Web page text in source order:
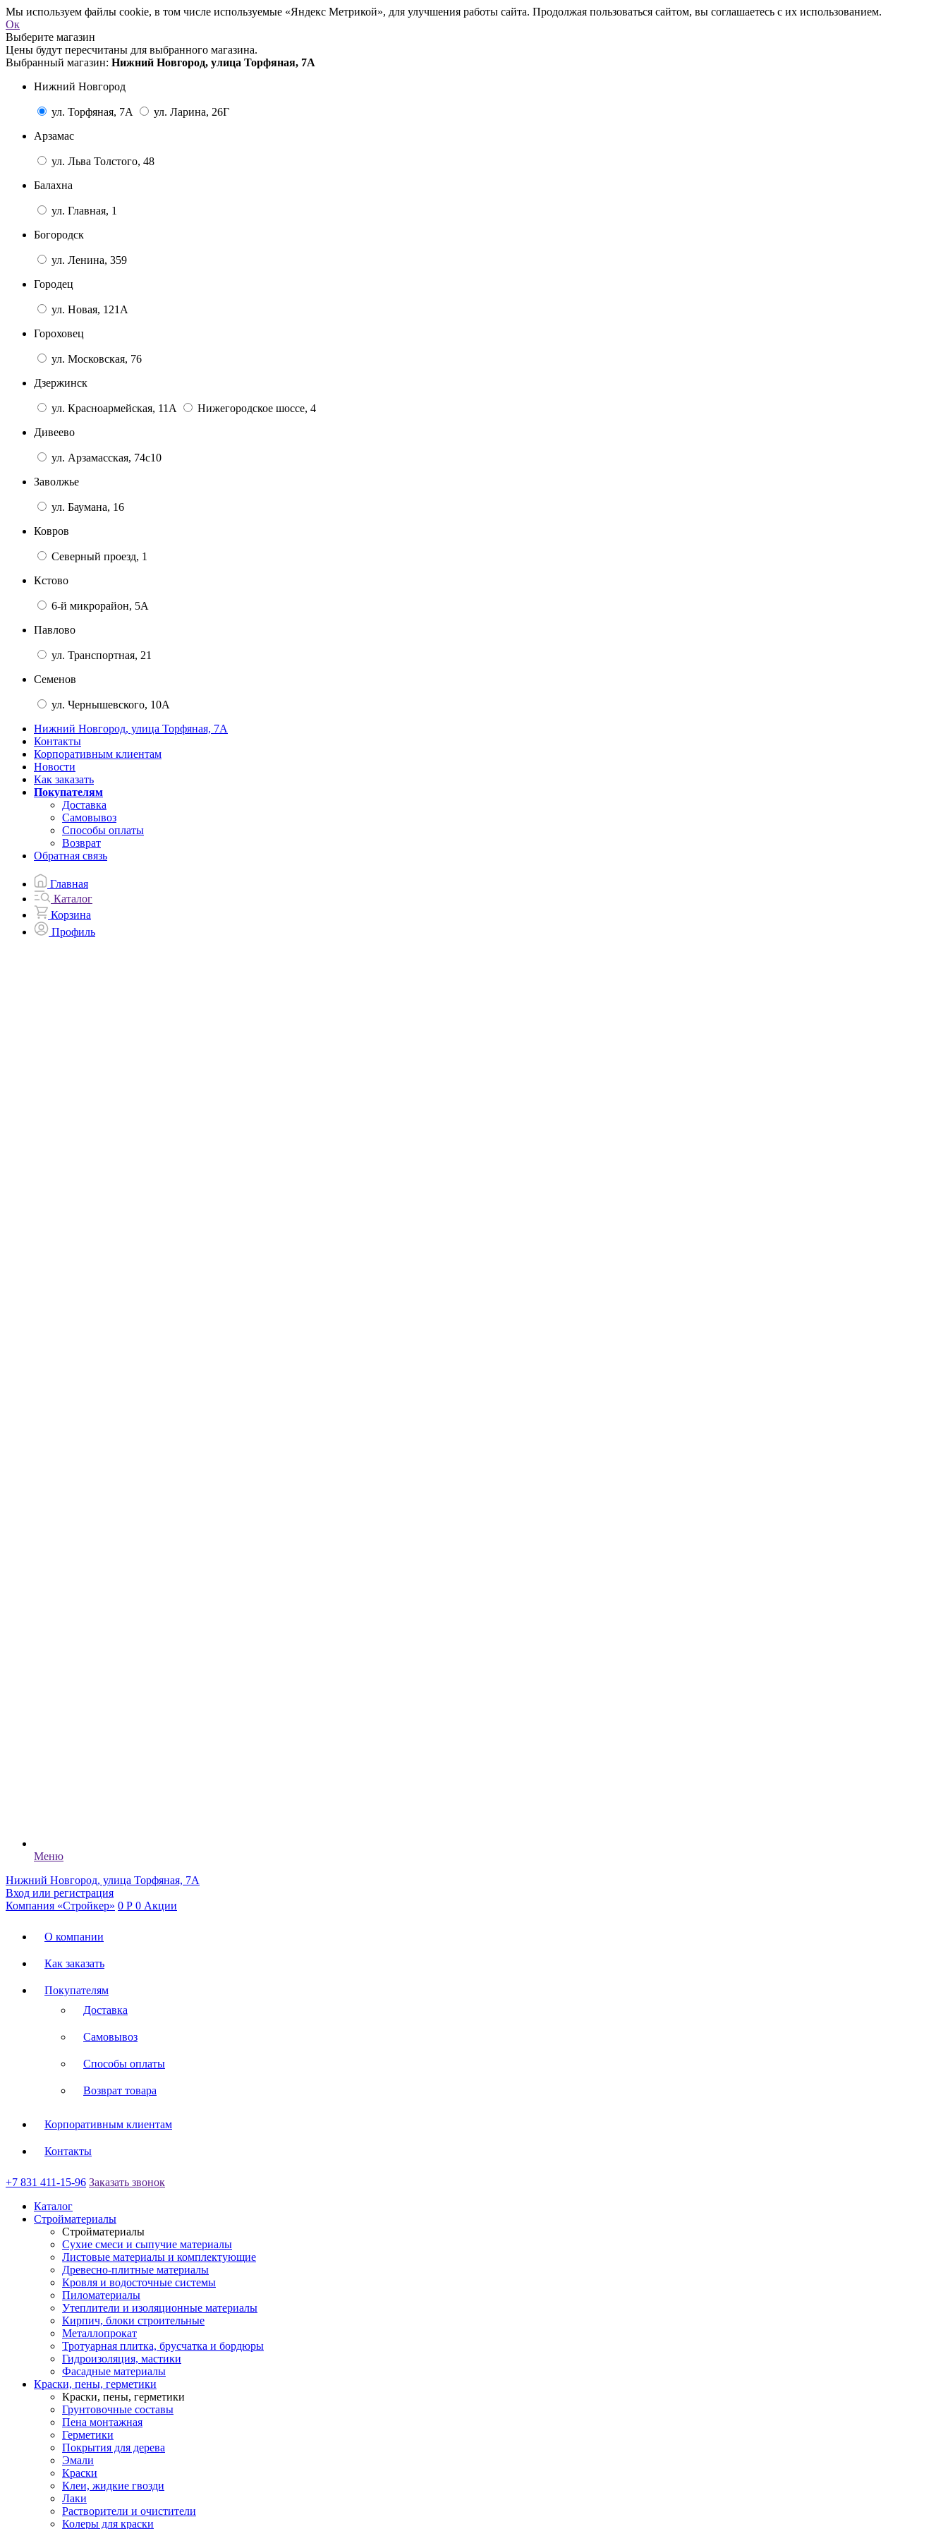
Мы используем файлы cookie, в том числе используемые «Яндекс Метрикой», для улучшения работы сайта. Продолжая пользоваться сайтом, вы соглашаетесь с их использованием.
Ок
Выберите магазин
Цены будут пересчитаны для выбранного магазина.
Выбранный магазин: Нижний Новгород, улица Торфяная, 7А
Нижний Новгород
ул. Торфяная, 7А
ул. Ларина, 26Г
Арзамас
ул. Льва Толстого, 48
Балахна
ул. Главная, 1
Богородск
ул. Ленина, 359
Городец
ул. Новая, 121А
Гороховец
ул. Московская, 76
Дзержинск
ул. Красноармейская, 11А
Нижегородское шоссе, 4
Дивеево
ул. Арзамасская, 74с10
Заволжье
ул. Баумана, 16
Ковров
Северный проезд, 1
Кстово
6-й микрорайон, 5А
Павлово
ул. Транспортная, 21
Семенов
ул. Чернышевского, 10А
Нижний Новгород, улица Торфяная, 7А
Контакты
Корпоративным клиентам
Новости
Как заказать
Покупателям
Доставка
Самовывоз
Способы оплаты
Возврат
Обратная связь
Главная
Каталог
Корзина
Профиль
Меню
Нижний Новгород, улица Торфяная, 7А
Вход или регистрация
Компания «Стройкер» 0 Р 0 Акции
О компании
Как заказать
Покупателям
Доставка
Самовывоз
Способы оплаты
Возврат товара
Корпоративным клиентам
Контакты
+7 831 411-15-96 Заказать звонок
Каталог
Стройматериалы
Стройматериалы
Сухие смеси и сыпучие материалы
Листовые материалы и комплектующие
Древесно-плитные материалы
Кровля и водосточные системы
Пиломатериалы
Утеплители и изоляционные материалы
Кирпич, блоки строительные
Металлопрокат
Тротуарная плитка, брусчатка и бордюры
Гидроизоляция, мастики
Фасадные материалы
Краски, пены, герметики
Краски, пены, герметики
Грунтовочные составы
Пена монтажная
Герметики
Покрытия для дерева
Эмали
Краски
Клеи, жидкие гвозди
Лаки
Растворители и очистители
Колеры для краски